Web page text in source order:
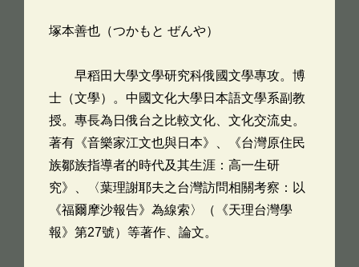
塚本善也（つかもと ぜんや）
早稻田大學文學研究科俄國文學專攻。博
士（文學）。中國文化大學日本語文學系副教
授。專長為日俄台之比較文化、文化交流史。
著有《音樂家江文也與日本》、《台灣原住民
族鄒族指導者的時代及其生涯：高一生研
究》、〈葉理謝耶夫之台灣訪問相關考察：以
《福爾摩沙報告》為線索〉（《天理台灣學
報》第27號）等著作、論文。